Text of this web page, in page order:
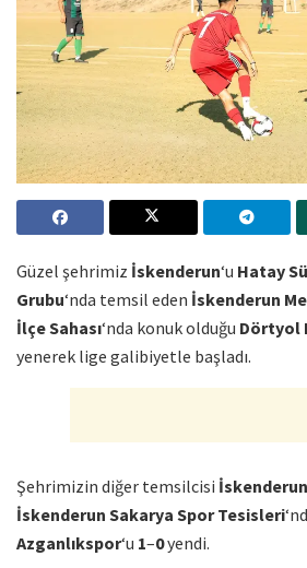
Güzel şehrimiz İskenderun‘u Hatay
Grubu‘nda temsil eden İskenderun
İlçe Sahası‘nda konuk olduğu Dörtyol
yenerek lige galibiyetle başladı.
Şehrimizin diğer temsilcisi
İskenderun Sakarya Spor Tesisleri
Azganlıkspor‘u 1–0yendi.